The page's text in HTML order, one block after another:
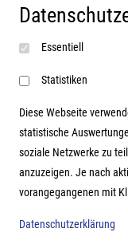
Impressum
AGB
Adresse
Hutter Trade GmbH
Bgm.-Landmann-
Essentiell
Statistiken
Diese Webseite
statistische
soziale Netzwerke zu
anzuzeigen. Je nach
vorangegangenen mit
Datenschutzerklärung